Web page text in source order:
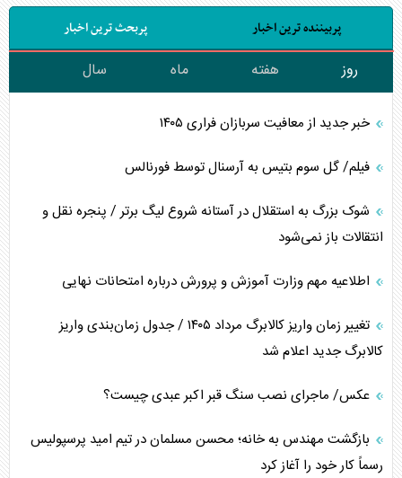
پربیننده ترین اخبار پربحث ترین اخبار
روز هفته ماه سال
خبر جدید از معافیت سربازان فراری ۱۴۰۵
فیلم/ گل سوم بتیس به آرسنال توسط فورنالس
شوک بزرگ به استقلال در آستانه شروع لیگ برتر / پنجره نقل و
انتقالات باز نمی‌شود
اطلاعیه مهم وزارت آموزش و پرورش درباره امتحانات نهایی
تغییر زمان واریز کالابرگ مرداد ۱۴۰۵ / جدول زمان‌بندی واریز
کالابرگ جدید اعلام شد
عکس/ ماجرای نصب سنگ قبر اکبر عبدی چیست؟
بازگشت مهندس به خانه؛ محسن مسلمان در تیم امید پرسپولیس
رسماً کار خود را آغاز کرد